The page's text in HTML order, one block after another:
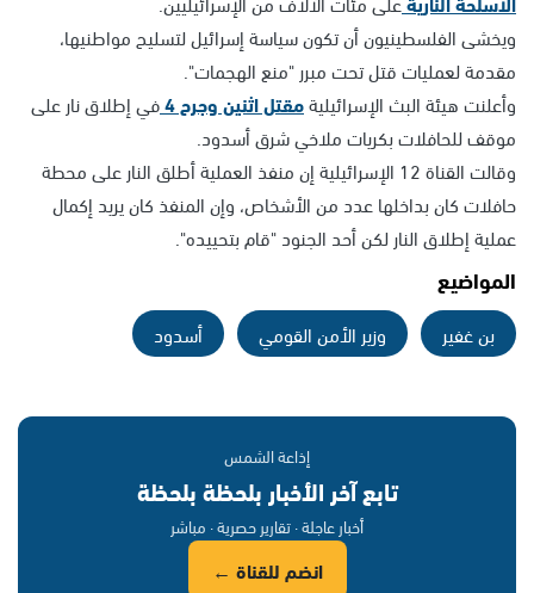
ويخشى الفلسطينيون أن تكون سياسة إسرائيل لتسليح مواطنيها،
مقدمة لعمليات قتل تحت مبرر "منع الهجمات".
وأعلنت هيئة البث الإسرائيليةمقتل اثنين وجرح 4 في إطلاق نار على
موقف للحافلات بكريات ملاخي شرق أسدود.
وقالت القناة 12 الإسرائيلية إن منفذ العملية أطلق النار على محطة
حافلات كان بداخلها عدد من الأشخاص، وإن المنفذ كان يريد إكمال
عملية إطلاق النار لكن أحد الجنود "قام بتحييده".
المواضيع
بن غفير وزير الأمن القومي أسدود
إذاعة الشمس
تابع آخر الأخبار بلحظة بلحظة
أخبار عاجلة · تقارير حصرية · مباشر
انضم للقناة ←